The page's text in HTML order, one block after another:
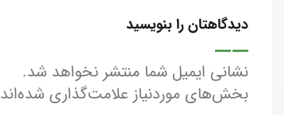
دیدگاهتان را بنویسید
نشانی ایمیل شما منتشر نخواهد شد.
بخش‌های موردنیاز علامت‌گذاری شده‌اند